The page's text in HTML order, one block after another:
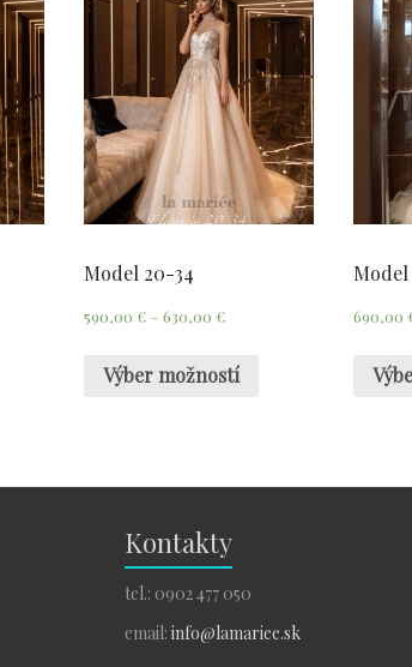
Model 20-34
590,00 €– 630,00 €
Výber možností
Model
690,00
Kontakty
tel.: 0902 477 050
email:info@lamariee.sk